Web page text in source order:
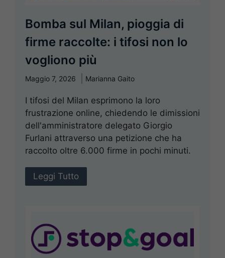
Bomba sul Milan, pioggia di
firme raccolte: i tifosi non lo
vogliono più
Maggio 7, 2026 Marianna Gaito
I tifosi del Milan esprimono la loro
frustrazione online, chiedendo le dimissioni
dell'amministratore delegato Giorgio
Furlani attraverso una petizione che ha
raccolto oltre 6.000 firme in pochi minuti.
Leggi Tutto